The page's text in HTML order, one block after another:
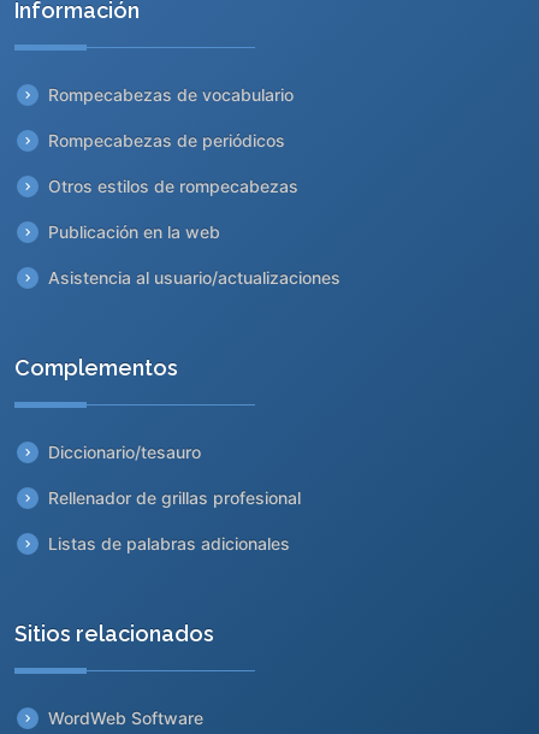
Información
Rompecabezas de vocabulario
Rompecabezas de periódicos
Otros estilos de rompecabezas
Publicación en la web
Asistencia al usuario/actualizaciones
Complementos
Diccionario/tesauro
Rellenador de grillas profesional
Listas de palabras adicionales
Sitios relacionados
WordWeb Software